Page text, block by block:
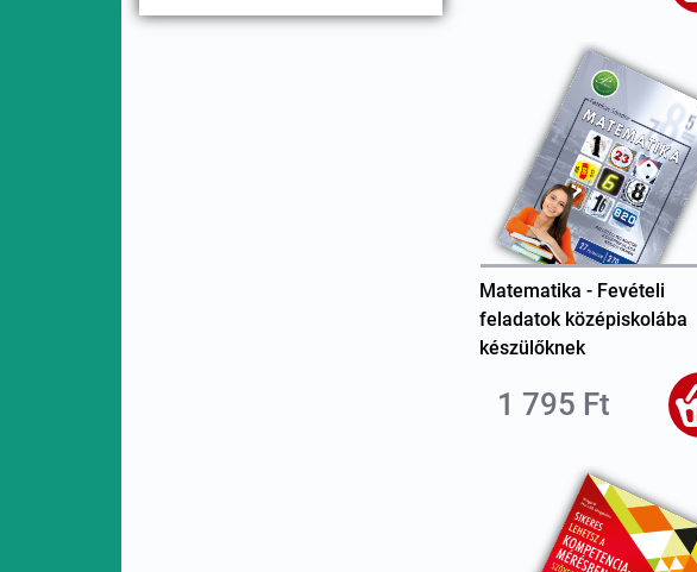
Matematika - Fevételi
feladatok középiskolába
készülőknek
1 795 Ft